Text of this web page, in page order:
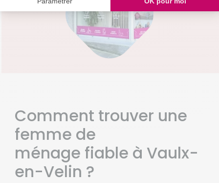
Comment trouver une
femme de
ménage fiable à Vaulx-
en-Velin ?